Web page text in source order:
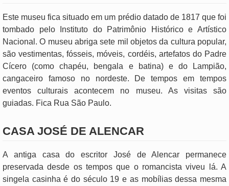
Este museu fica situado em um prédio datado de 1817 que foi
tombado pelo Instituto do Patrimônio Histórico e Artístico
Nacional. O museu abriga sete mil objetos da cultura popular,
são vestimentas, fósseis, móveis, cordéis, artefatos do Padre
Cícero (como chapéu, bengala e batina) e do Lampião,
cangaceiro famoso no nordeste. De tempos em tempos
eventos culturais acontecem no museu. As visitas são
guiadas. Fica Rua São Paulo.
CASA JOSÉ DE ALENCAR
A antiga casa do escritor José de Alencar permanece
preservada desde os tempos que o romancista viveu lá. A
singela casinha é do século 19 e as mobílias dessa mesma